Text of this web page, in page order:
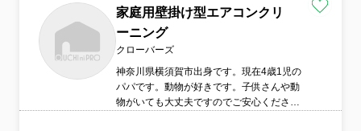
家庭用壁掛け型エアコンクリ
ーニング
クローバーズ
神奈川県横須賀市出身です。現在4歳1児の
パパです。動物が好きです。子供さんや動
物がいても大丈夫ですのでご安心くださ